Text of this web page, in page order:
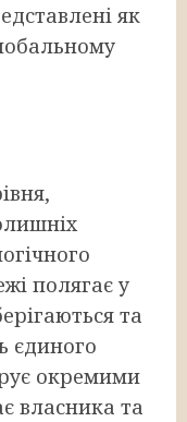
як
полягає у
та
єдиного
окремими
власника та